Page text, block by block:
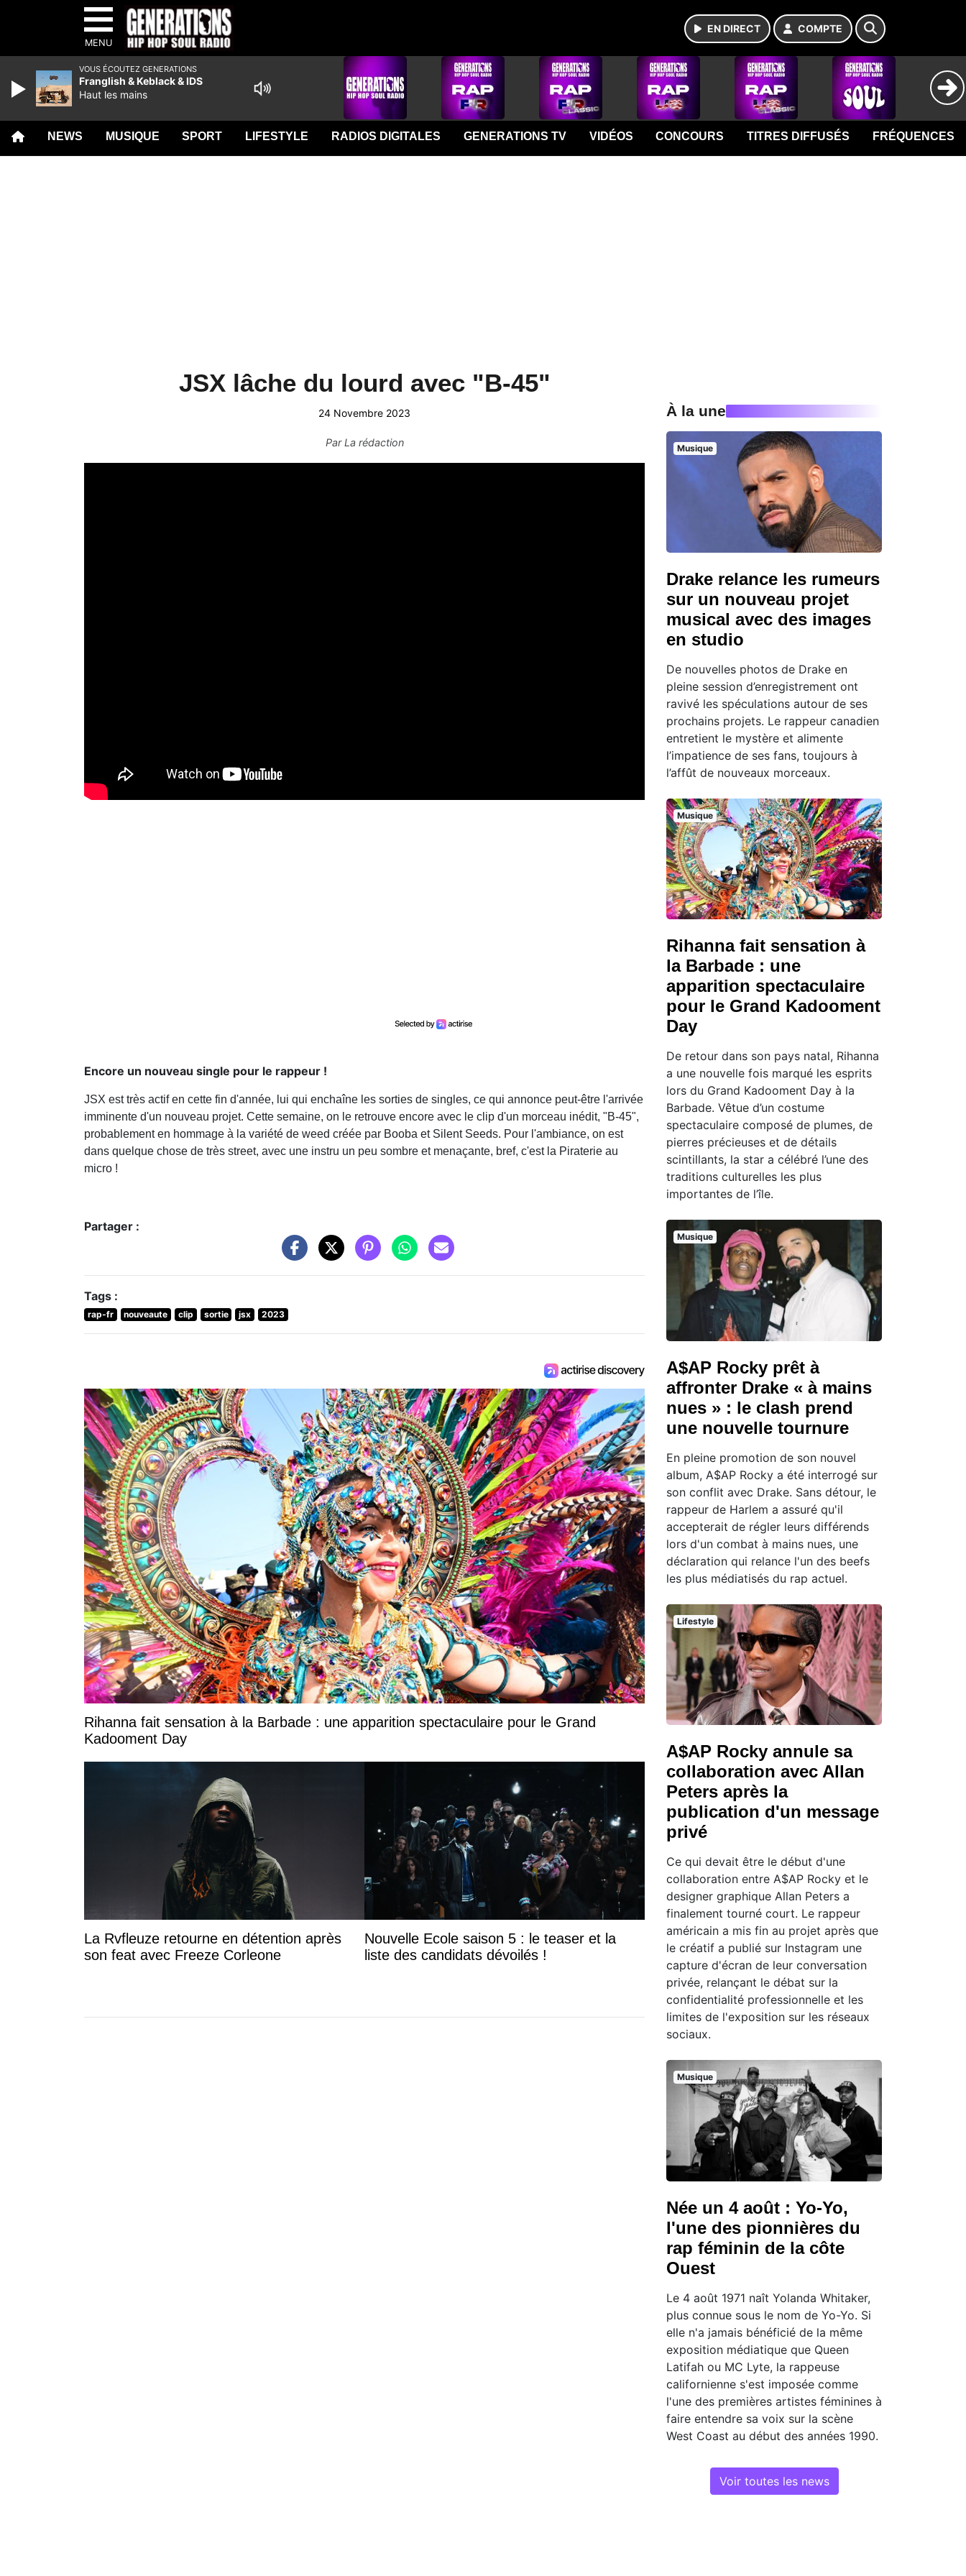
MENU
EN DIRECT COMPTE
NEWS MUSIQUE SPORT LIFESTYLE RADIOS DIGITALES GENERATIONS TV VIDÉOS CONCOURS TITRES DIFFUSÉS FRÉQUENCES
JSX lâche du lourd avec "B-45"
24 Novembre 2023
ParLa rédaction
Encore un nouveau single pour le rappeur !
JSX est très actif en cette fin d'année, lui qui enchaîne les sorties de singles, ce qui annonce peut-être l'arrivée
imminente d'un nouveau projet. Cette semaine, on le retrouve encore avec le clip d'un morceau inédit, "B-45",
probablement en hommage à la variété de weed créée par Booba et Silent Seeds. Pour l'ambiance, on est
dans quelque chose de très street, avec une instru un peu sombre et menaçante, bref, c'est la Piraterie au
micro !
Partager :
Tags :
rap-fr nouveaute clip sortie jsx 2023
Rihanna fait sensation à la Barbade : une apparition spectaculaire pour le Grand
Kadooment Day
La Rvfleuze retourne en détention après
son feat avec Freeze Corleone
Nouvelle Ecole saison 5 : le teaser et la
liste des candidats dévoilés !
À la une
Musique
Drake relance les rumeurs
sur un nouveau projet
musical avec des images
en studio
De nouvelles photos de Drake en
pleine session d’enregistrement ont
ravivé les spéculations autour de ses
prochains projets. Le rappeur canadien
entretient le mystère et alimente
l’impatience de ses fans, toujours à
l’affût de nouveaux morceaux.
Musique
Rihanna fait sensation à
la Barbade : une
apparition spectaculaire
pour le Grand Kadooment
Day
De retour dans son pays natal, Rihanna
a une nouvelle fois marqué les esprits
lors du Grand Kadooment Day à la
Barbade. Vêtue d’un costume
spectaculaire composé de plumes, de
pierres précieuses et de détails
scintillants, la star a célébré l’une des
traditions culturelles les plus
importantes de l’île.
Musique
A$AP Rocky prêt à
affronter Drake « à mains
nues » : le clash prend
une nouvelle tournure
En pleine promotion de son nouvel
album, A$AP Rocky a été interrogé sur
son conflit avec Drake. Sans détour, le
rappeur de Harlem a assuré qu'il
accepterait de régler leurs différends
lors d'un combat à mains nues, une
déclaration qui relance l'un des beefs
les plus médiatisés du rap actuel.
Lifestyle
A$AP Rocky annule sa
collaboration avec Allan
Peters après la
publication d'un message
privé
Ce qui devait être le début d'une
collaboration entre A$AP Rocky et le
designer graphique Allan Peters a
finalement tourné court. Le rappeur
américain a mis fin au projet après que
le créatif a publié sur Instagram une
capture d'écran de leur conversation
privée, relançant le débat sur la
confidentialité professionnelle et les
limites de l'exposition sur les réseaux
sociaux.
Musique
Née un 4 août : Yo-Yo,
l'une des pionnières du
rap féminin de la côte
Ouest
Le 4 août 1971 naît Yolanda Whitaker,
plus connue sous le nom de Yo-Yo. Si
elle n'a jamais bénéficié de la même
exposition médiatique que Queen
Latifah ou MC Lyte, la rappeuse
californienne s'est imposée comme
l'une des premières artistes féminines à
faire entendre sa voix sur la scène
West Coast au début des années 1990.
Voir toutes les news
VOUS ÉCOUTEZ GENERATIONS
Franglish & Keblack & IDS
Haut les mains